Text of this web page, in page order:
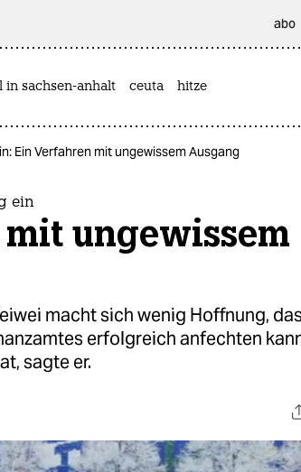
abo
in sachsen-anhalt ceuta hitze
Ein Verfahren mit ungewissem Ausgang
ein
ungewissem
macht sich wenig Hoffnung,
erfolgreich anfechten
sagte er.